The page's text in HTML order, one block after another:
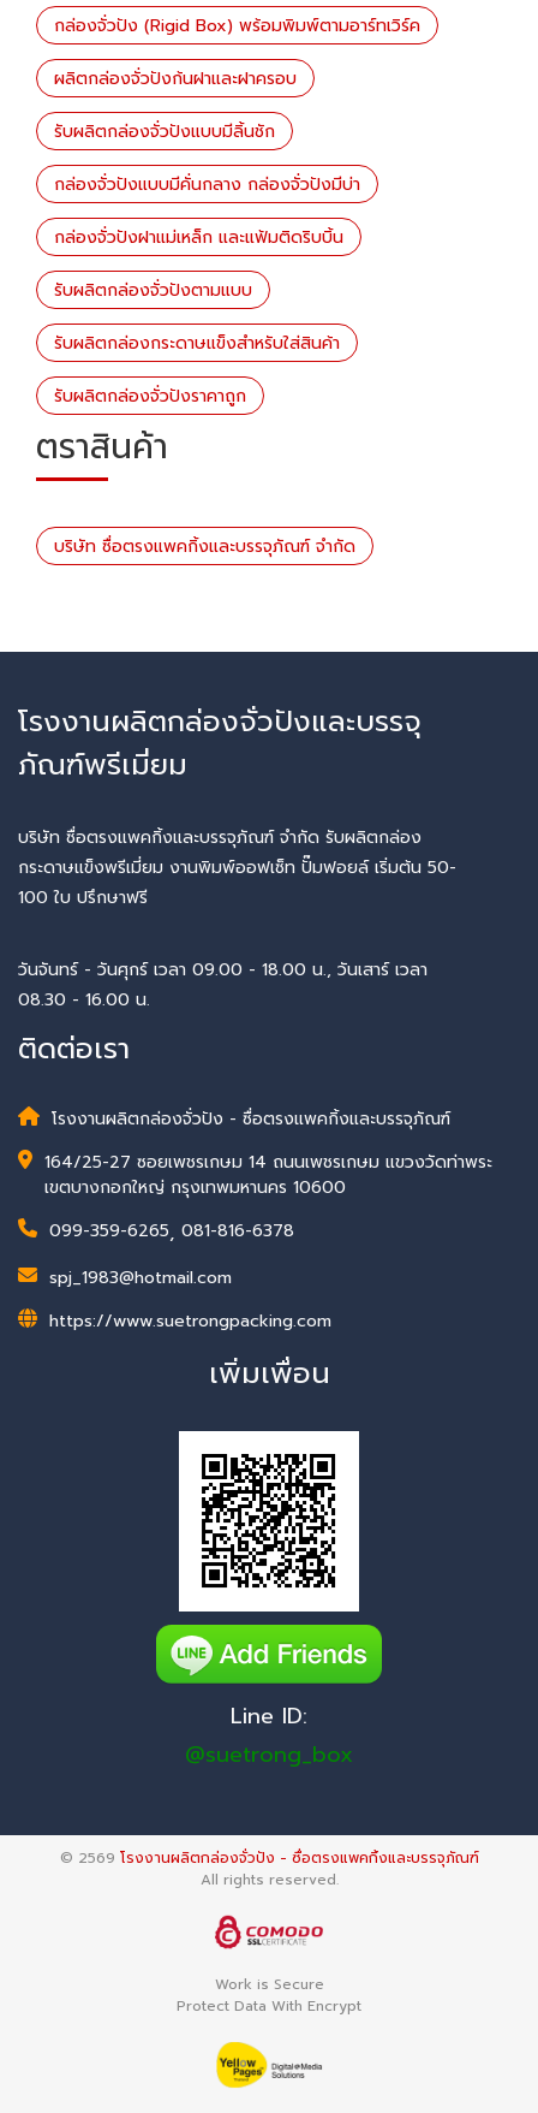
กล่องจั่วปัง (Rigid Box) พร้อมพิมพ์ตามอาร์ทเวิร์ค
ผลิตกล่องจั่วปังก้นฝาและฝาครอบ
รับผลิตกล่องจั่วปังแบบมีลิ้นชัก
กล่องจั่วปังแบบมีคั่นกลาง กล่องจั่วปังมีบ่า
กล่องจั่วปังฝาแม่เหล็ก และแฟ้มติดริบบิ้น
รับผลิตกล่องจั่วปังตามแบบ
รับผลิตกล่องกระดาษแข็งสำหรับใส่สินค้า
รับผลิตกล่องจั่วปังราคาถูก
ตราสินค้า
บริษัท ซื่อตรงแพคกิ้งและบรรจุภัณฑ์ จำกัด
โรงงานผลิตกล่องจั่วปังและบรรจุ
ภัณฑ์พรีเมี่ยม
บริษัท ซื่อตรงแพคกิ้งและบรรจุภัณฑ์ จำกัด รับผลิตกล่อง
กระดาษแข็งพรีเมี่ยม งานพิมพ์ออฟเซ็ท ปั๊มฟอยล์ เริ่มต้น 50-
100 ใบ ปรึกษาฟรี
วันจันทร์ - วันศุกร์ เวลา 09.00 - 18.00 น., วันเสาร์ เวลา
08.30 - 16.00 น.
ติดต่อเรา
โรงงานผลิตกล่องจั่วปัง - ซื่อตรงแพคกิ้งและบรรจุภัณฑ์
164/25-27 ซอยเพชรเกษม 14 ถนนเพชรเกษม แขวงวัดท่าพระ
เขตบางกอกใหญ่ กรุงเทพมหานคร 10600
099-359-6265, 081-816-6378
spj_1983@hotmail.com
https://www.suetrongpacking.com
เพิ่มเพื่อน
Line ID:
@suetrong_box
© 2569 โรงงานผลิตกล่องจั่วปัง - ซื่อตรงแพคกิ้งและบรรจุภัณฑ์
All rights reserved.
Work is Secure
Protect Data With Encrypt